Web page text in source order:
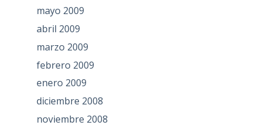
mayo 2009
abril 2009
marzo 2009
febrero 2009
enero 2009
diciembre 2008
noviembre 2008